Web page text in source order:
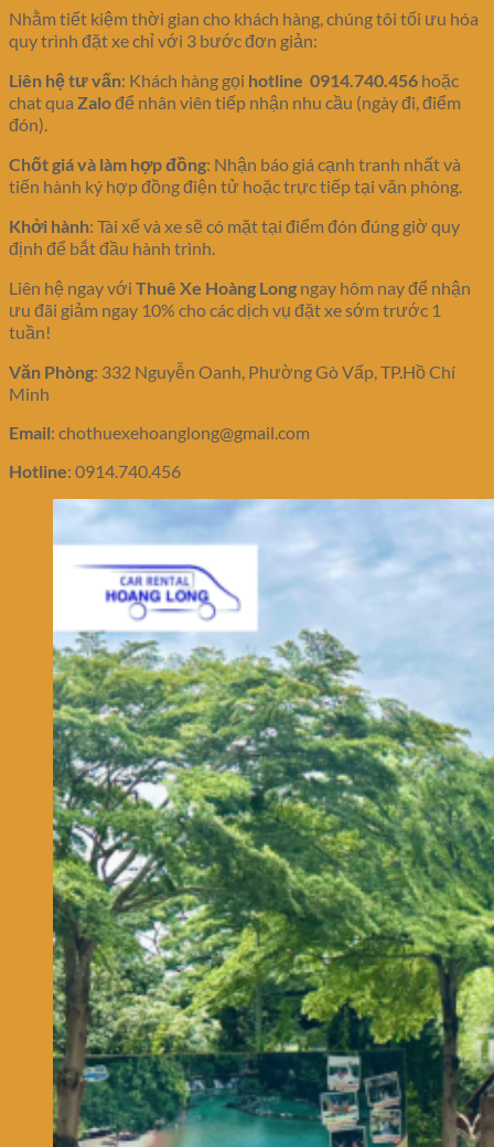
Nhằm tiết kiệm thời gian cho khách hàng, chúng tôi tối ưu hóa
quy trình đặt xe chỉ với 3 bước đơn giản:
Liên hệ tư vấn: Khách hàng gọi hotline 0914.740.456 hoặc
chat qua Zalođể nhân viên tiếp nhận nhu cầu (ngày đi, điểm
đón).
Chốt giá và làm hợp đồng: Nhận báo giá cạnh tranh nhất và
tiến hành ký hợp đồng điện tử hoặc trực tiếp tại văn phòng.
Khởi hành: Tài xế và xe sẽ có mặt tại điểm đón đúng giờ quy
định để bắt đầu hành trình.
Liên hệ ngay với Thuê Xe Hoàng Long ngay hôm nay để nhận
ưu đãi giảm ngay 10% cho các dịch vụ đặt xe sớm trước 1
tuần!
Văn Phòng: 332 Nguyễn Oanh, Phường Gò Vấp, TP.Hồ Chí
Minh
Email: chothuexehoanglong@gmail.com
Hotline: 0914.740.456